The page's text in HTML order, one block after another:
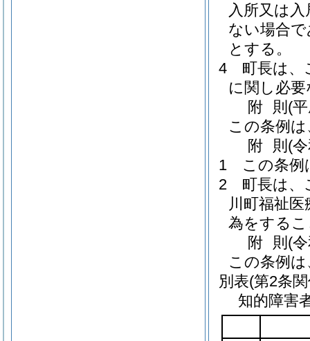
入所又は
ない場合
とする。
4
町長は、
に関し必
附 則 (
この条例
附 則 (
1
この条例
2
町長は、
川町福祉
為をする
附 則 (
この条例
別表(第2条
知的障害